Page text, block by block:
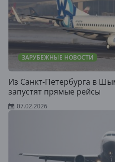
ЗАРУБЕЖНЫЕ НОВОСТИ
Из Санкт-Петербурга в
запустят прямые рейсы
07.02.2026